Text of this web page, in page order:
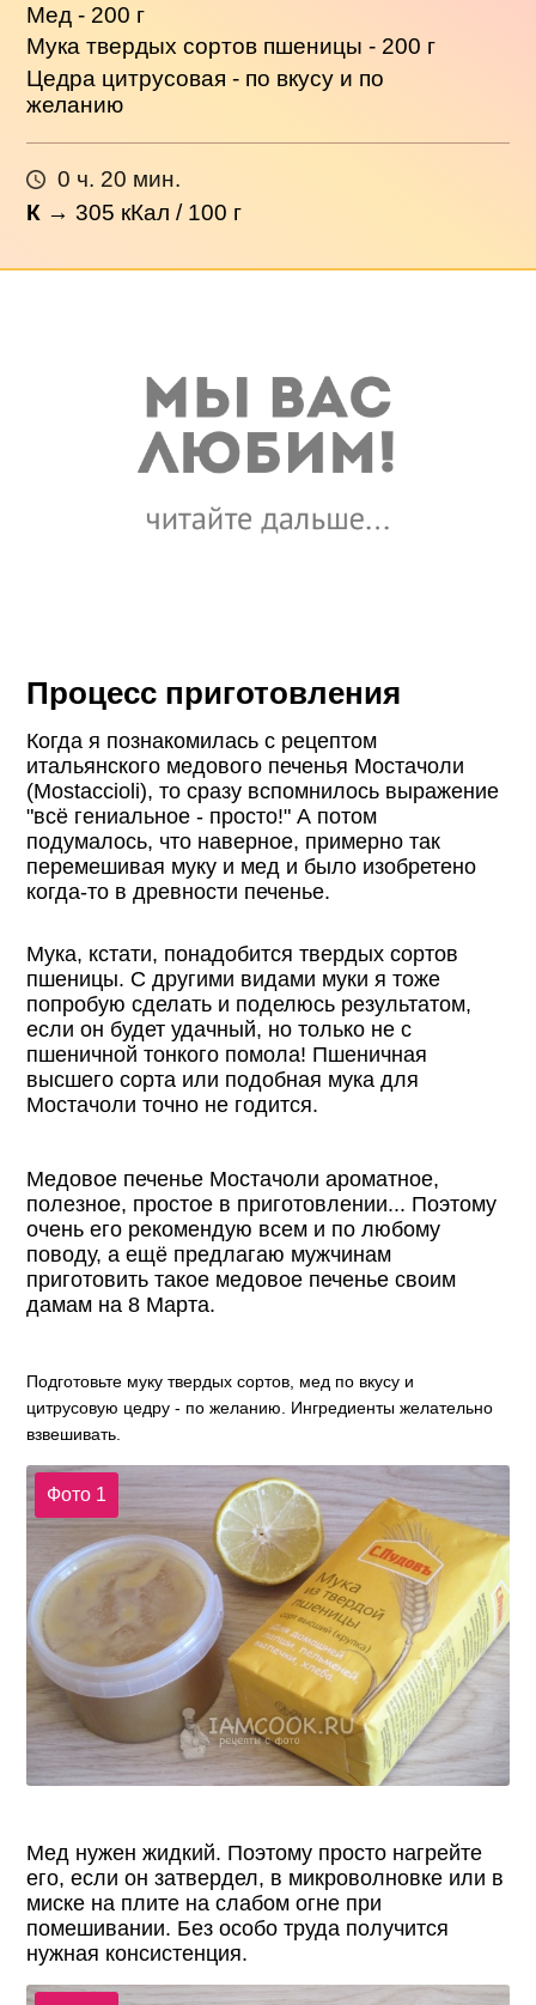
Мед - 200 г
Мука твердых сортов пшеницы - 200 г
Цедра цитрусовая - по вкусу и по
желанию
0 ч. 20 мин.
К →305 кКал / 100 г
Процесс приготовления
Когда я познакомилась с рецептом
итальянского медового печенья Мостачоли
(Mostaccioli), то сразу вспомнилось выражение
"всё гениальное - просто!" А потом
подумалось, что наверное, примерно так
перемешивая муку и мед и было изобретено
когда-то в древности печенье.
Мука, кстати, понадобится твердых сортов
пшеницы. С другими видами муки я тоже
попробую сделать и поделюсь результатом,
если он будет удачный, но только не с
пшеничной тонкого помола! Пшеничная
высшего сорта или подобная мука для
Мостачоли точно не годится.
Медовое печенье Мостачоли ароматное,
полезное, простое в приготовлении... Поэтому
очень его рекомендую всем и по любому
поводу, а ещё предлагаю мужчинам
приготовить такое медовое печенье своим
дамам на 8 Марта.
Подготовьте муку твердых сортов, мед по вкусу и
цитрусовую цедру - по желанию. Ингредиенты желательно
взвешивать.
Фото 1
Мед нужен жидкий. Поэтому просто нагрейте
его, если он затвердел, в микроволновке или в
миске на плите на слабом огне при
помешивании. Без особо труда получится
нужная консистенция.